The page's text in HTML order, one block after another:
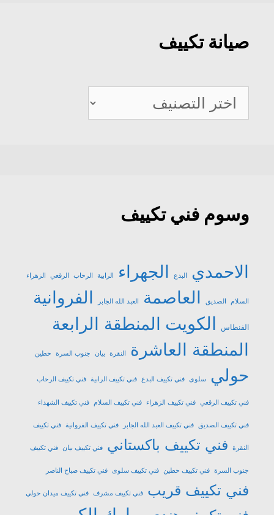
صيانة تكييف
صيانة
تكييف
وسوم فني تكييف
الاحمدي البدع الجهراء الرابية الرحاب الرقعي الزهراء
السلام الصديق العاصمة العبد الله الجابر الفروانية
الفنطاس الكويت المنطقة الرابعة
المنطقة العاشرة
النقرة بيان جنوب السرة حطين
حولي سلوى فني تكييف البدع فني تكييف الرابية فني تكييف الرحاب
فني تكييف الرقعي فني تكييف الزهراء فني تكييف السلام فني تكييف الشهداء
فني تكييف الصديق فني تكييف العبد الله الجابر فني تكييف الفروانية فني تكييف
النقرة فني تكييف باكستاني فني تكييف بيان فني تكييف
جنوب السرة فني تكييف حطين فني تكييف سلوى فني تكييف صباح الناصر
فني تكييف قريب فني تكييف مشرف فني تكييف ميدان حولي